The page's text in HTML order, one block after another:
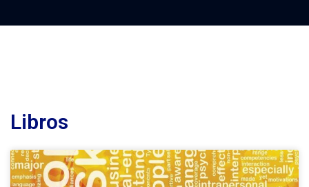
Libros